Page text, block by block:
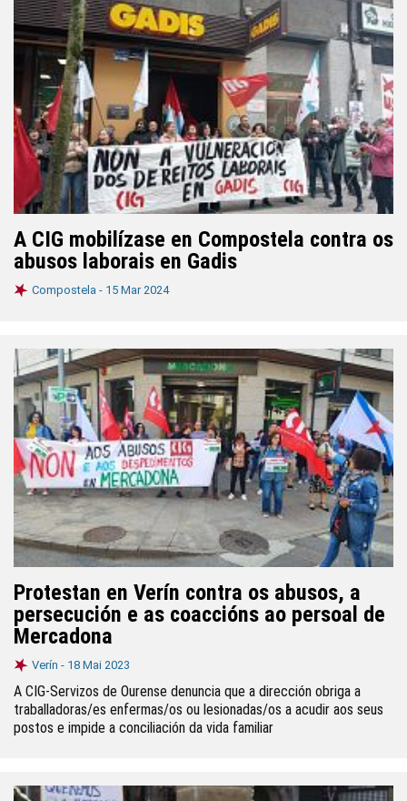
A CIG mobilízase en Compostela contra os
abusos laborais en Gadis
Compostela - 15 Mar 2024
Protestan en Verín contra os abusos, a
persecución e as coaccións ao persoal de
Mercadona
Verín - 18 Mai 2023
A CIG-Servizos de Ourense denuncia que a dirección obriga a
traballadoras/es enfermas/os ou lesionadas/os a acudir aos seus
postos e impide a conciliación da vida familiar